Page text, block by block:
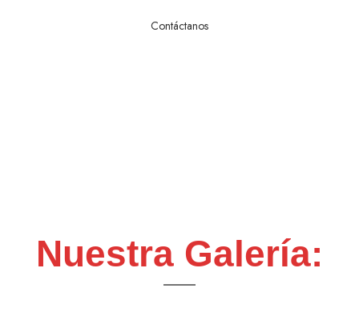
Contáctanos
Nuestra Galería: